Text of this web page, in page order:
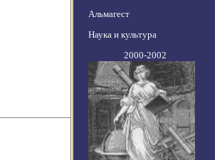
Альмагест
Наука и культура
2000-2002